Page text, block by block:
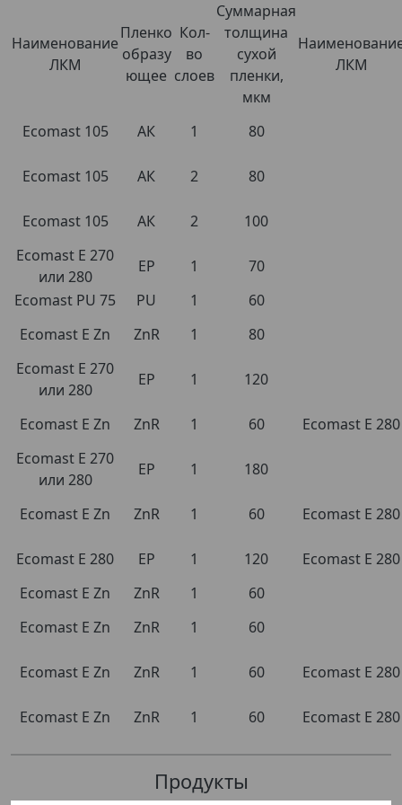
Наименование
ЛКМ
Пленко
образу
ющее
Кол-
во
слоев
Суммарная
толщина
сухой
пленки,
мкм
ЛКМ
Ecomast 105 АК 1 80
Ecomast 105 АК 2 80
Ecomast 105 АК 2
100
Ecomast E 270
или 280
EP 1
70
Ecomast PU 75
PU 1
60
Ecomast E Zn
ZnR 1
80
Ecomast E 270
или 280
EP 1 120
Ecomast E Zn ZnR 1 60
Ecomast E 280
Ecomast E 270
или 280
EP 1 180
Ecomast E Zn ZnR 1 60 Ecomast E 280
Ecomast E 280 EP 1 120
Ecomast E 280
Ecomast E Zn
ZnR 1
60
Ecomast E Zn
ZnR 1 60
Ecomast E Zn ZnR 1 60 Ecomast E 280
Ecomast E Zn ZnR 1 60 Ecomast E 280
Продукты